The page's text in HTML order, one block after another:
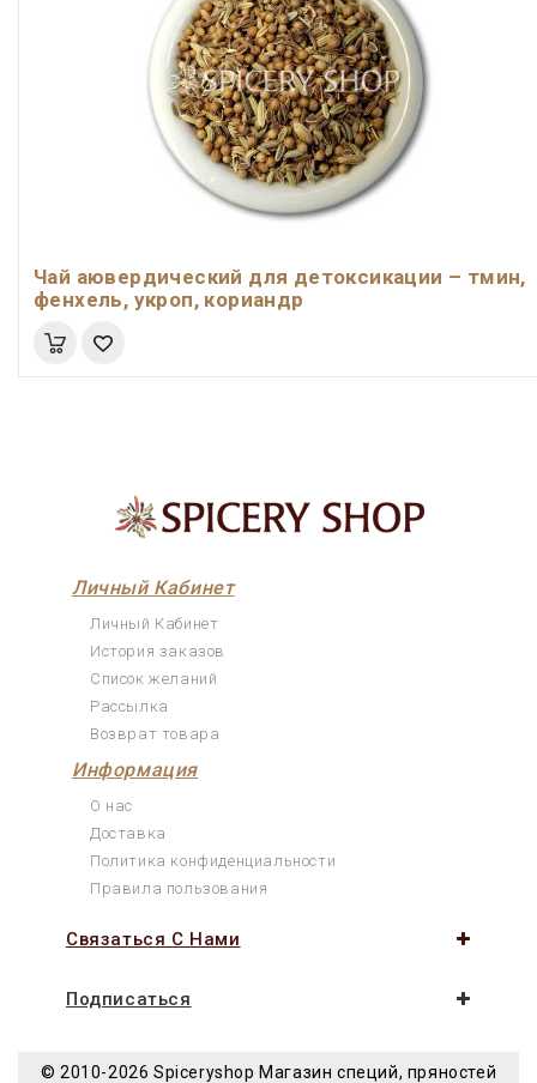
Чай аювердический для детоксикации – тмин,
фенхель, укроп, кориандр
Личный Кабинет
Личный Кабинет
История заказов
Список желаний
Рассылка
Возврат товара
Информация
О нас
Доставка
Политика конфиденциальности
Правила пользования
Связаться С Нами
Подписаться
© 2010-2026 Spiceryshop Магазин специй, пряностей